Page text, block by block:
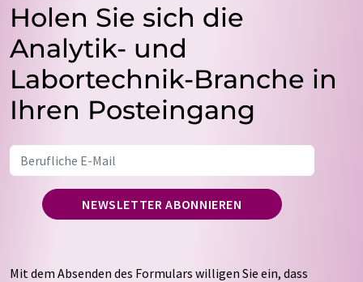
Holen Sie sich die
Analytik- und
Labortechnik-Branche in
Ihren Posteingang
NEWSLETTER ABONNIEREN
Mit dem Absenden des Formulars willigen Sie ein, dass